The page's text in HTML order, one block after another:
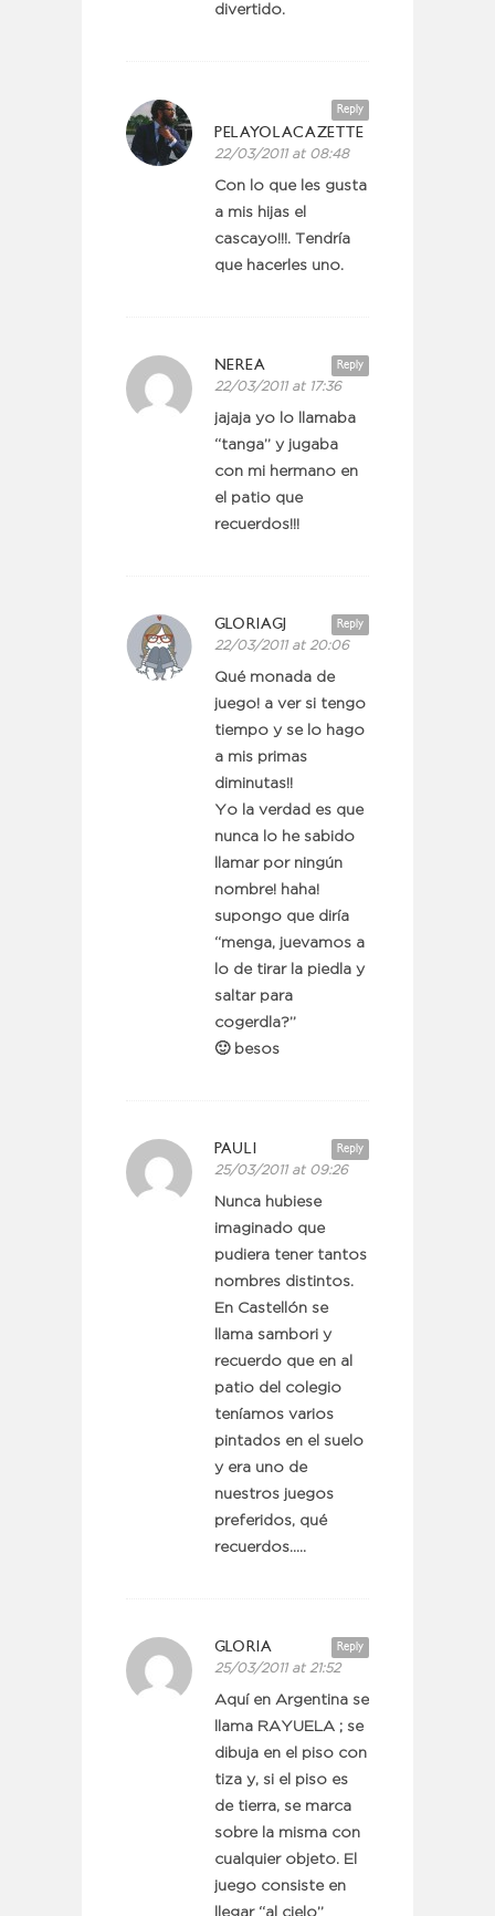
divertido.
Reply
PELAYOLACAZETTE
22/03/2011 at 08:48
Con lo que les gusta
a mis hijas el
cascayo!!!. Tendría
que hacerles uno.
Reply
NEREA
22/03/2011 at 17:36
jajaja yo lo llamaba
“tanga” y jugaba
con mi hermano en
el patio que
recuerdos!!!
Reply
GLORIAGJ
22/03/2011 at 20:06
Qué monada de
juego! a ver si tengo
tiempo y se lo hago
a mis primas
diminutas!!
Yo la verdad es que
nunca lo he sabido
llamar por ningún
nombre! haha!
supongo que diría
“menga, juevamos a
lo de tirar la piedla y
saltar para
cogerdla?”
🙂 besos
Reply
PAULI
25/03/2011 at 09:26
Nunca hubiese
imaginado que
pudiera tener tantos
nombres distintos.
En Castellón se
llama sambori y
recuerdo que en al
patio del colegio
teníamos varios
pintados en el suelo
y era uno de
nuestros juegos
preferidos, qué
recuerdos…..
Reply
GLORIA
25/03/2011 at 21:52
Aquí en Argentina se
llama RAYUELA ; se
dibuja en el piso con
tiza y, si el piso es
de tierra, se marca
sobre la misma con
cualquier objeto. El
juego consiste en
llegar “al cielo”